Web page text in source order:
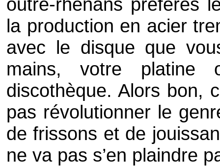
la production en acier
avec le disque que
mains, votre platine
discothèque. Alors bon,
pas révolutionner le
de frissons et de
ne va pas s’en plaindre